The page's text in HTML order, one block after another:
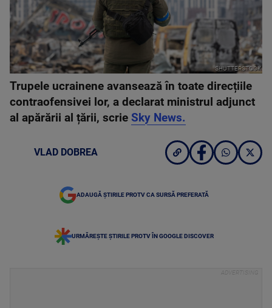
SHUTTERSTOCK
Trupele ucrainene avansează în toate direcțiile
contraofensivei lor, a declarat ministrul adjunct
al apărării al țării, scrie Sky News.
VLAD DOBREA
ADAUGĂ ȘTIRILE PROTV CA SURSĂ PREFERATĂ
URMĂREȘTE ȘTIRILE PROTV ÎN GOOGLE DISCOVER